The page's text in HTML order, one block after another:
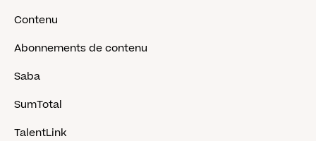
Contenu
Abonnements de contenu
Saba
SumTotal
TalentLink